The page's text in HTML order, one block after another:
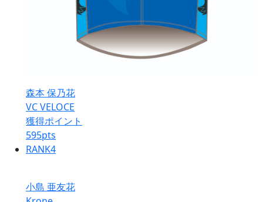
森本 保乃花
VC VELOCE
獲得ポイント
595pts
RANK4
小島 亜友花